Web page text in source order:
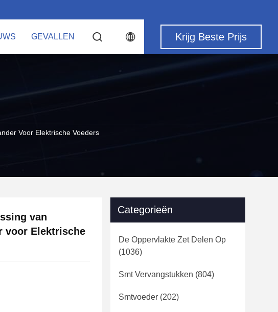
GEVALLEN Krijg Beste Prijs
Voor Elektrische Voeders
van
voor Elektrische
Categorieën
De Oppervlakte Zet Delen Op
(1036)
Smt Vervangstukken (804)
Smtvoeder (202)